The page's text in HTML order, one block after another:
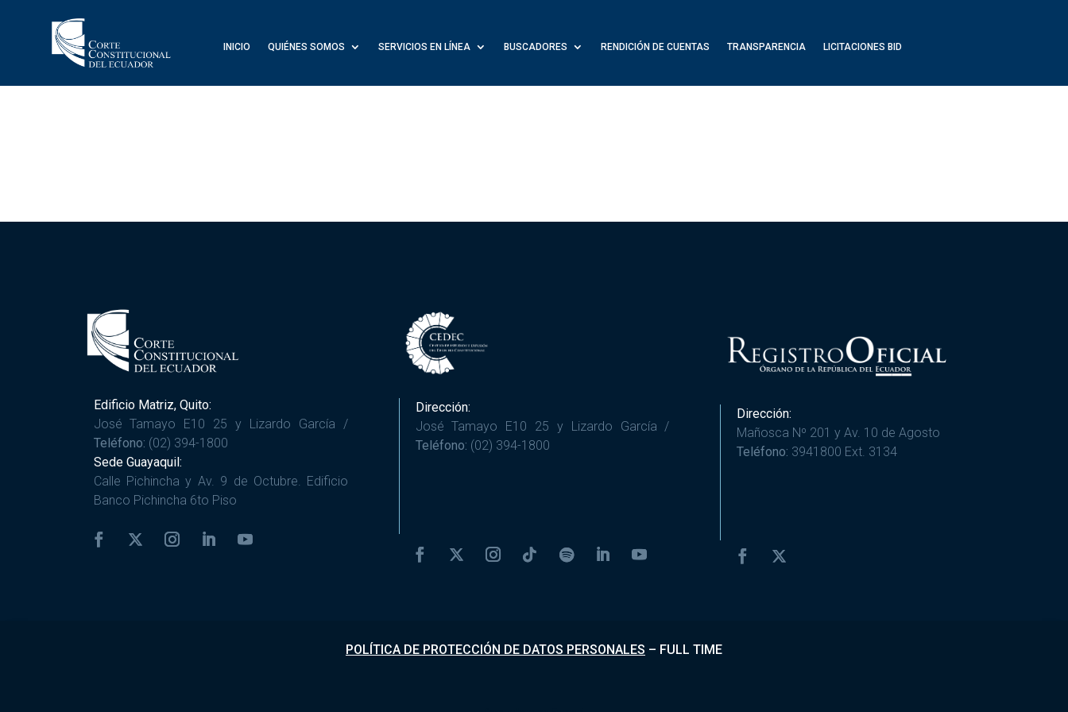
INICIO QUIÉNES SOMOS SERVICIOS EN LÍNEA BUSCADORES RENDICIÓN DE CUENTAS TRANSPARENCIA LICITACIONES BID
Edificio Matriz, Quito:
José Tamayo E10 25 y Lizardo García /
Teléfono: (02) 394-1800
Sede Guayaquil:
Calle Pichincha y Av. 9 de Octubre. Edificio
Banco Pichincha 6to Piso
Dirección:
José Tamayo E10 25 y Lizardo García /
Teléfono: (02) 394-1800
Dirección:
Mañosca Nº 201 y Av. 10 de Agosto
Teléfono: 3941800 Ext. 3134
POLÍTICA DE PROTECCIÓN DE DATOS PERSONALES – FULL TIME